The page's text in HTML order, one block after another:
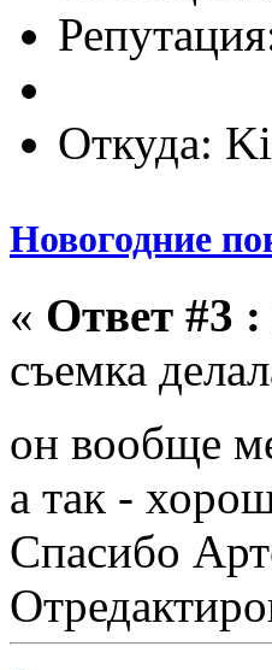
Откуда:
Новогодние
« Ответ #3 :
съемка
он вообще
а так -
Спасибо